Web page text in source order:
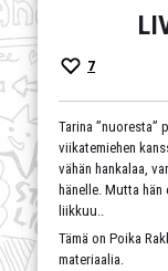
7
Tarina ”nuoresta”
viikatemiehen
vähän hankalaa,
hänelle. Mutta
liikkuu..
Tämä on Poika
materiaalia.